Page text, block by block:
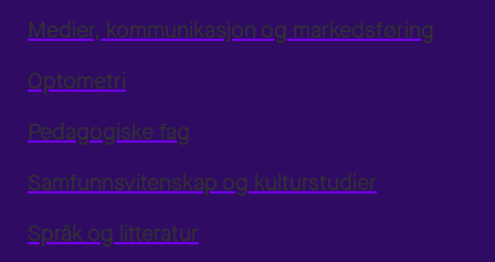
Medier, kommunikasjon og markedsføring
Optometri
Pedagogiske fag
Samfunnsvitenskap og kulturstudier
Språk og litteratur